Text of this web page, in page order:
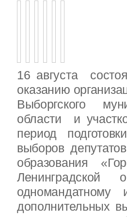
16 августа
оказанию
Выборгского
области и
период
выборов
образования
Ленинградской
дополнительных